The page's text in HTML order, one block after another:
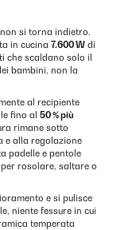
si torna indietro.
in cucina 7.600 W di
che scaldano solo il
bambini, non la
al recipiente
fino al 50 % più
rimane sotto
e alla regolazione
padelle e pentole
rosolare, saltare o
e si pulisce
niente fessure in cui
temperata